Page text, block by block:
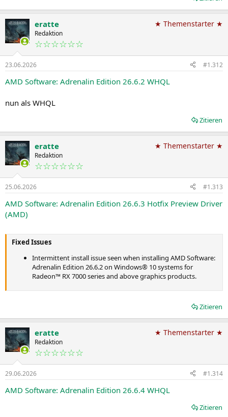
eratte
Redaktion
☆☆☆☆☆☆
★ Themenstarter ★
23.06.2026 #1.312
AMD Software: Adrenalin Edition 26.6.2 WHQL
nun als WHQL
Zitieren
eratte
Redaktion
☆☆☆☆☆☆
★ Themenstarter ★
25.06.2026 #1.313
AMD Software: Adrenalin Edition 26.6.3 Hotfix Preview Driver
(AMD)
Fixed Issues
Intermittent install issue seen when installing AMD Software:
Adrenalin Edition 26.6.2 on Windows® 10 systems for
Radeon™ RX 7000 series and above graphics products.
Zitieren
eratte
Redaktion
☆☆☆☆☆☆
★ Themenstarter ★
29.06.2026 #1.314
AMD Software: Adrenalin Edition 26.6.4 WHQL
Zitieren